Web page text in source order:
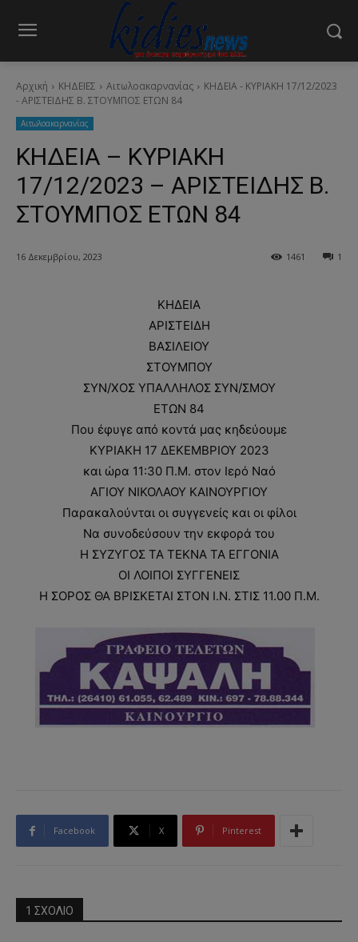
Αρχική ΚΗΔΕΙΕΣ Aιτωλοακαρνανίας
ΚΗΔΕΙΑ - ΚΥΡΙΑΚΗ 17/12/2023
- ΑΡΙΣΤΕΙΔΗΣ Β. ΣΤΟΥΜΠΟΣ ΕΤΩΝ 84
Aιτωλοακαρνανίας
ΚΗΔΕΙΑ – ΚΥΡΙΑΚΗ
17/12/2023 – ΑΡΙΣΤΕΙΔΗΣ Β.
ΣΤΟΥΜΠΟΣ ΕΤΩΝ 84
16 Δεκεμβρίου, 2023 1
1461
ΚΗΔΕΙΑ
ΑΡΙΣΤΕΙΔΗ
ΒΑΣΙΛΕΙΟΥ
ΣΤΟΥΜΠΟΥ
ΣΥΝ/ΧΟΣ ΥΠΑΛΛΗΛΟΣ ΣΥΝ/ΣΜΟΥ
ΕΤΩΝ 84
Που έφυγε από κοντά μας κηδεύουμε
ΚΥΡΙΑΚΗ 17 ΔΕΚΕΜΒΡΙΟΥ 2023
και ώρα 11:30 Π.Μ. στον Ιερό Ναό
ΑΓΙΟΥ ΝΙΚΟΛΑΟΥ ΚΑΙΝΟΥΡΓΙΟΥ
Παρακαλούνται οι συγγενείς και οι φίλοι
Να συνοδεύσουν την εκφορά του
Η ΣΥΖΥΓΟΣ ΤΑ ΤΕΚΝΑ ΤΑ ΕΓΓΟΝΙΑ
ΟΙ ΛΟΙΠΟΙ ΣΥΓΓΕΝΕΙΣ
Η ΣΟΡΟΣ ΘΑ ΒΡΙΣΚΕΤΑΙ ΣΤΟΝ Ι.Ν. ΣΤΙΣ 11.00 Π.Μ.
Facebook X Pinterest
1 ΣΧΟΛΙΟ